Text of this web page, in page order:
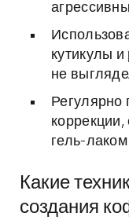
кутикулы и
не
Регулярно
гель-
Какие
создания